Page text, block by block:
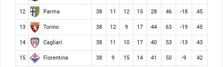
12 Parma 38 11 12 15 28 46 -18 45
13 Torino 38 12 9 17 44 63 -19 45
14 Cagliari 38 11 10 17 40 53 -13 43
15 Fiorentina 38 9 15 14 41 50 -9 42